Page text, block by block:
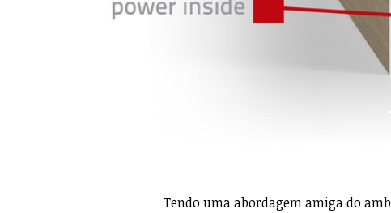
Tendo uma abordagem amiga do